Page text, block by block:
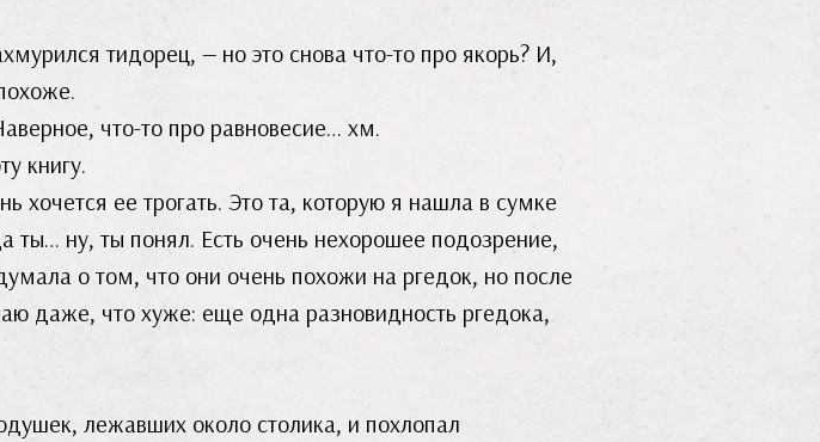
тидорец, — но это снова что-то про якорь? И,
что-то про равновесие… хм.
книгу.
ее трогать. Это та, которую я нашла в сумке
ну, ты понял. Есть очень нехорошее подозрение,
о том, что они очень похожи на ргедок, но после
даже, что хуже: еще одна разновидность ргедока,
лежавших около столика, и похлопал